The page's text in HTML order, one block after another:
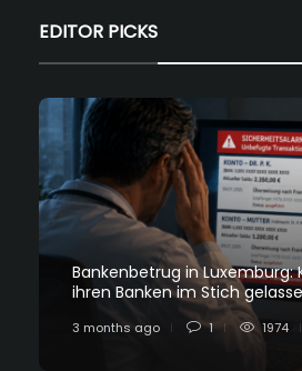
EDITOR PICKS
Bankenbetrug in Luxemburg:
ihren Banken im Stich
3 months ago 1 1974